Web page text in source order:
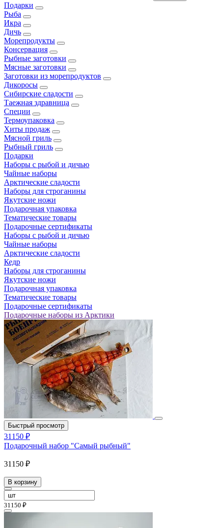
Подарки
Рыба
Икра
Дичь
Морепродукты
Консервация
Рыбные заготовки
Мясные заготовки
Заготовки из морепродуктов
Дикоросы
Сибирские сладости
Таежная здравница
Специи
Термоупаковка
Хиты продаж
Мясной гриль
Рыбный гриль
Подарки
Наборы с рыбой и дичью
Чайные наборы
Арктические сладости
Наборы для строганины
Якутские ножи
Подарочная упаковка
Тематические товары
Подарочные сертификаты
Наборы с рыбой и дичью
Чайные наборы
Арктические сладости
Кедр
Наборы для строганины
Якутские ножи
Подарочная упаковка
Тематические товары
Подарочные сертификаты
Подарочные наборы из Арктики
Быстрый просмотр
31150 ₽
Подарочный набор "Самый рыбный"
31150 ₽
В корзину
31150 ₽